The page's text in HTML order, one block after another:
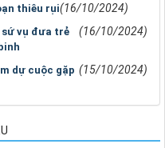
thiêu rụi(16/10/2024)
vụ đưa trẻ
(16/10/2024)
dự cuộc gặp (15/10/2024)